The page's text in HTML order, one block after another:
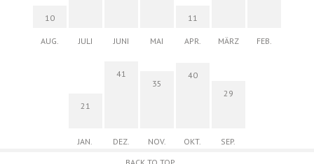
10
AUG. JULI JUNI MAI
11
APR. MÄRZ FEB.
21
JAN.
41
DEZ.
35
NOV.
40
OKT.
29
SEP.